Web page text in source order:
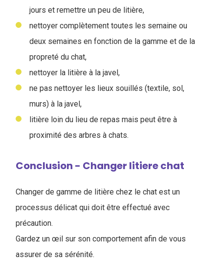
jours et remettre un peu de litière,
nettoyer complètement toutes les semaine ou
deux semaines en fonction de la gamme et de la
propreté du chat,
nettoyer la litière à la javel,
ne pas nettoyer les lieux souillés (textile, sol,
murs) à la javel,
litière loin du lieu de repas mais peut être à
proximité des arbres à chats.
Conclusion - Changer litiere chat
Changer de gamme de litière chez le chat est un
processus délicat qui doit être effectué avec
précaution.
Gardez un œil sur son comportement afin de vous
assurer de sa sérénité.